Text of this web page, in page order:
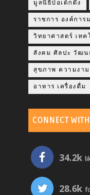
มูลนิธิป่อเต็กตึ๊ง
ราชการ องค์การ
วิทยาศาสตร์ เทค
สังคม ศิลปะ วัฒน
สุขภาพ ความงาม
อาหาร เครื่องดื่ม
CONNECT
34.2k
28.6k